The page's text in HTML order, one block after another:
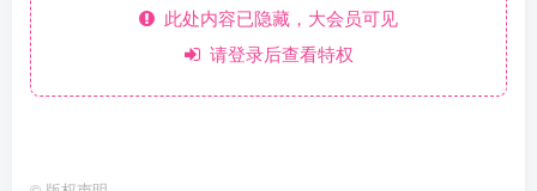
此处内容已隐藏，大会员可见
请登录后查看特权